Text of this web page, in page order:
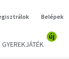
Belépek
GYEREKJÁTÉK
új